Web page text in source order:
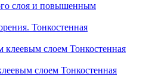
слоя и повышенным
Тонкостенная
Тонкостенная
Тонкостенная